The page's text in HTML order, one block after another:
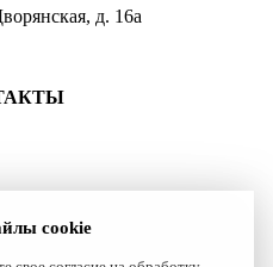
д. 16а
cookie